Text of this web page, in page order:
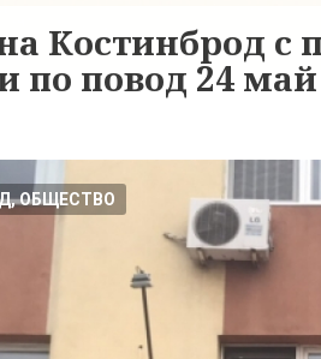
Костинброд с
по повод 24 май
ОБЩЕСТВО